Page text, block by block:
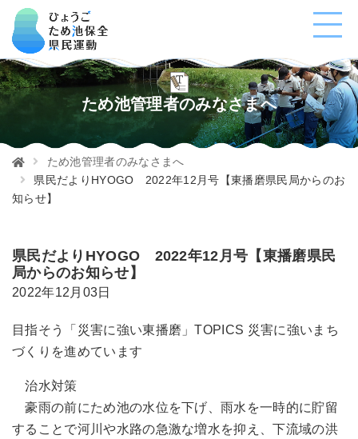
ため池管理者のみなさまへ
ため池管理者のみなさまへ
県民だよりHYOGO 2022年12月号【東播磨県民局からのお
知らせ】
県民だよりHYOGO 2022年12月号【東播磨県民
局からのお知らせ】
2022年12月03日
目指そう「災害に強い東播磨」TOPICS 災害に強いまち
づくりを進めています
治水対策
豪雨の前にため池の水位を下げ、雨水を一時的に貯留
することで河川や水路の急激な増水を抑え、下流域の洪